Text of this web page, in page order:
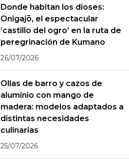
Donde habitan los dioses:
Onigajō, el espectacular
‘castillo del ogro’ en la ruta de
peregrinación de Kumano
26/07/2026
Ollas de barro y cazos de
aluminio con mango de
madera: modelos adaptados a
distintas necesidades
culinarias
25/07/2026